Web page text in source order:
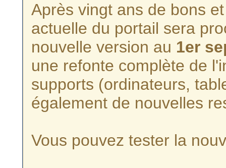
Après vingt ans de bons
actuelle du portail sera
nouvelle version au 1er
une refonte complète de
supports (ordinateurs,
également de nouvelles
Vous pouvez tester la